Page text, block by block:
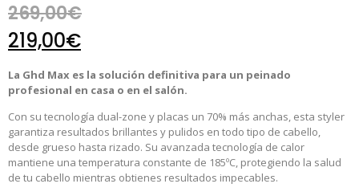
269,00€
219,00€
La Ghd Max es la solución definitiva para un peinado
profesional en casa o en el salón.
Con su tecnología dual-zone y placas un 70% más anchas, esta styler
garantiza resultados brillantes y pulidos en todo tipo de cabello,
desde grueso hasta rizado. Su avanzada tecnología de calor
mantiene una temperatura constante de 185ºC, protegiendo la salud
de tu cabello mientras obtienes resultados impecables.